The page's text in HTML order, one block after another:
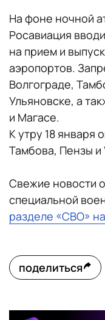
На фоне ночной
Росавиация
на прием и
аэропортов.
Волгограде,
Ульяновске, а
и Магасе.
К утру 18 января
Тамбова, Пензы и
Свежие новости
специальной
разделе «СВО»
поделиться